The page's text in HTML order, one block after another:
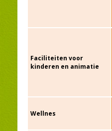
Faciliteiten voor
kinderen en animatie
Wellnes